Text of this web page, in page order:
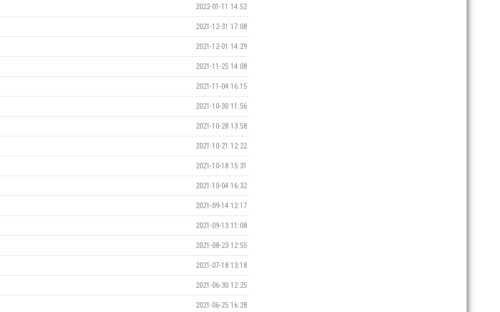
2022-01-11 14:52
2021-12-31 17:08
2021-12-01 14:29
2021-11-25 14:08
2021-11-04 16:15
2021-10-30 11:56
2021-10-28 13:58
2021-10-21 12:22
2021-10-18 15:31
2021-10-04 16:32
2021-09-14 12:17
2021-09-13 11:08
2021-08-23 12:55
2021-07-18 13:18
2021-06-30 12:25
2021-06-25 16:28